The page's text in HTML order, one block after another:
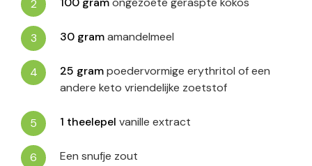
30 gramamandelmeel
25 grampoedervormige erythritol of een
andere keto vriendelijke zoetstof
1 theelepel vanille extract
Een snufje zout